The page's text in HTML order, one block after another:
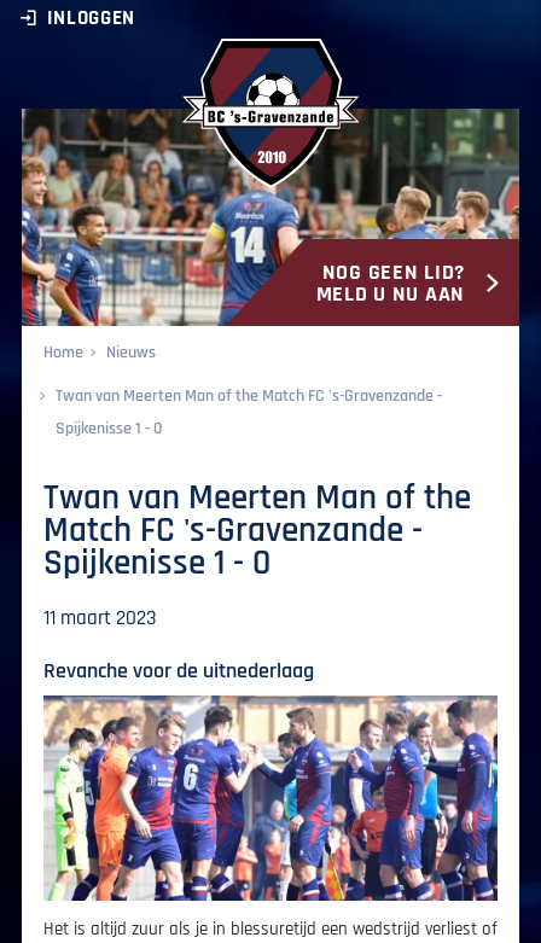
BC ‘s-Gravenzande
INLOGGEN
NOG GEEN LID?
MELD U NU AAN
Home
Nieuws
Twan van Meerten Man of the Match FC 's-Gravenzande -
Spijkenisse 1 - 0
Twan van Meerten Man of the
Match FC 's-Gravenzande -
Spijkenisse 1 - 0
11 maart 2023
Revanche voor de uitnederlaag
Het is altijd zuur als je in blessuretijd een wedstrijd verliest of